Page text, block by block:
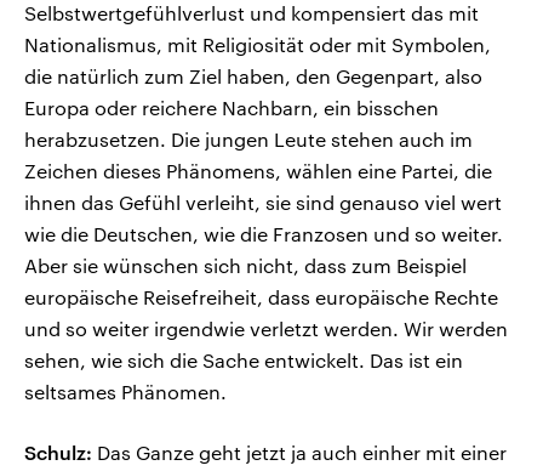
Selbstwertgefühlverlust und kompensiert das mit
Nationalismus, mit Religiosität oder mit Symbolen,
die natürlich zum Ziel haben, den Gegenpart, also
Europa oder reichere Nachbarn, ein bisschen
herabzusetzen. Die jungen Leute stehen auch im
Zeichen dieses Phänomens, wählen eine Partei, die
ihnen das Gefühl verleiht, sie sind genauso viel wert
wie die Deutschen, wie die Franzosen und so weiter.
Aber sie wünschen sich nicht, dass zum Beispiel
europäische Reisefreiheit, dass europäische Rechte
und so weiter irgendwie verletzt werden. Wir werden
sehen, wie sich die Sache entwickelt. Das ist ein
seltsames Phänomen.
Schulz: Das Ganze geht jetzt ja auch einher mit einer